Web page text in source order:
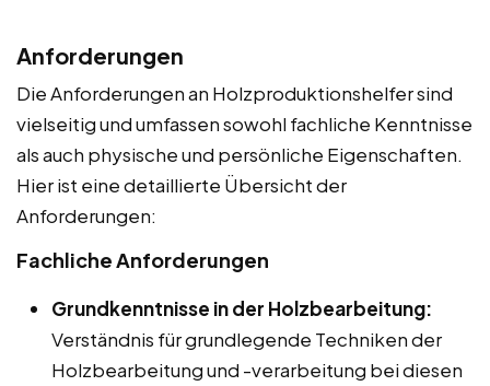
Anforderungen
Die Anforderungen an Holzproduktionshelfer sind
vielseitig und umfassen sowohl fachliche Kenntnisse
als auch physische und persönliche Eigenschaften.
Hier ist eine detaillierte Übersicht der
Anforderungen:
Fachliche Anforderungen
Grundkenntnisse in der Holzbearbeitung:
Verständnis für grundlegende Techniken der
Holzbearbeitung und -verarbeitung bei diesen